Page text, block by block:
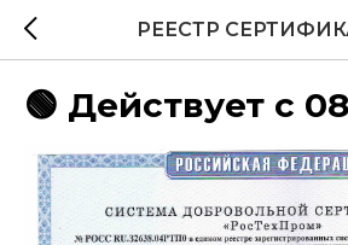
РЕЕСТР
🟢 Действует с